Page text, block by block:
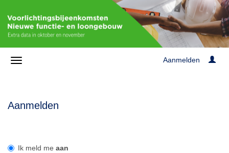
Aanmelden
Aanmelden
Ik meld me aan